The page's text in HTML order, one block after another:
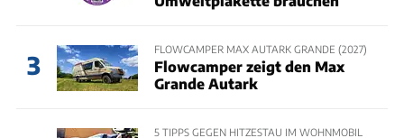
3
FLOWCAMPER MAX AUTARK GRANDE (2027)
Flowcamper zeigt den Max
Grande Autark
5 TIPPS GEGEN HITZESTAU IM WOHNMOBIL